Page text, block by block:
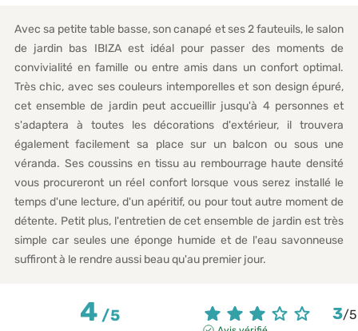
Avec sa petite table basse, son canapé et ses 2 fauteuils, le salon
de jardin bas IBIZA est idéal pour passer des moments de
convivialité en famille ou entre amis dans un confort optimal.
Très chic, avec ses couleurs intemporelles et son design épuré,
cet ensemble de jardin peut accueillir jusqu'à 4 personnes et
s'adaptera à toutes les décorations d'extérieur, il trouvera
également facilement sa place sur un balcon ou sous une
véranda. Ses coussins en tissu au rembourrage haute densité
vous procureront un réel confort lorsque vous serez installé le
temps d'une lecture, d'un apéritif, ou pour tout autre moment de
détente. Petit plus, l'entretien de cet ensemble de jardin est très
simple car seules une éponge humide et de l'eau savonneuse
suffiront à le rendre aussi beau qu'au premier jour.
4/5 3/5